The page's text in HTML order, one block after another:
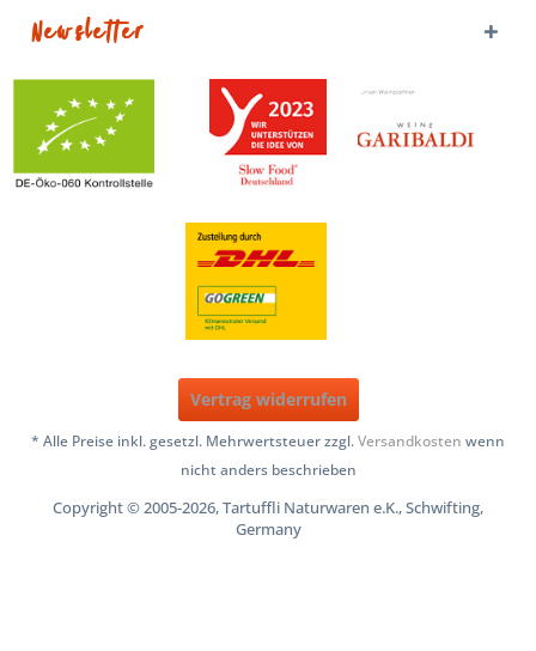
Newsletter
Vertrag widerrufen
* Alle Preise inkl. gesetzl. Mehrwertsteuer zzgl.Versandkosten wenn
nicht anders beschrieben
Copyright © 2005-2026, Tartuffli Naturwaren e.K., Schwifting,
Germany